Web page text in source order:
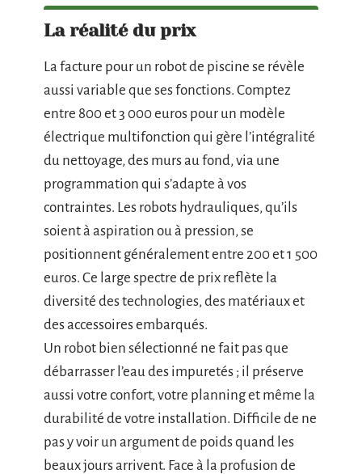
La réalité du prix
La facture pour un robot de piscine se révèle
aussi variable que ses fonctions. Comptez
entre 800 et 3 000 euros pour un modèle
électrique multifonction qui gère l’intégralité
du nettoyage, des murs au fond, via une
programmation qui s’adapte à vos
contraintes. Les robots hydrauliques, qu’ils
soient à aspiration ou à pression, se
positionnent généralement entre 200 et 1 500
euros. Ce large spectre de prix reflète la
diversité des technologies, des matériaux et
des accessoires embarqués.
Un robot bien sélectionné ne fait pas que
débarrasser l’eau des impuretés ; il préserve
aussi votre confort, votre planning et même la
durabilité de votre installation. Difficile de ne
pas y voir un argument de poids quand les
beaux jours arrivent. Face à la profusion de